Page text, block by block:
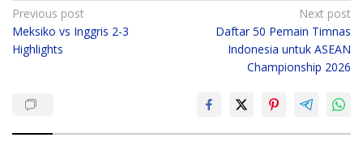
Post
navigation
Previous post
Meksiko vs Inggris 2-3
Highlights
Next post
Daftar 50 Pemain Timnas
Indonesia untuk ASEAN
Championship 2026